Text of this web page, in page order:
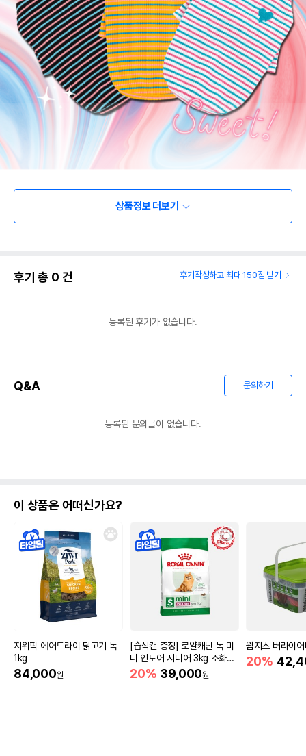
상품정보 더보기
후기 총 0 건 후기작성하고 최대 150점 받기
등록된 후기가 없습니다.
Q&A 문의하기
등록된 문의글이 없습니다.
이 상품은 어떠신가요?
지위픽 에어드라이 닭고기 독
1kg
84,000원
[습식캔 증정] 로얄캐닌 독 미
니 인도어 시니어 3kg 소화도
움
20% 39,000원
윔지스 버라이
20%